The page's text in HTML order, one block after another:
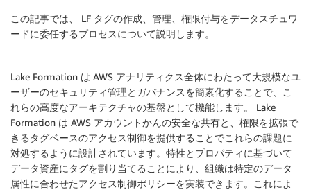
この記事では、 LF タグの作成、管理、権限付与をデータスチュワ
ードに委任するプロセスについて説明します。
Lake Formation は AWS アナリティクス全体にわたって大規模なユ
ーザーのセキュリティ管理とガバナンスを簡素化することで、こ
れらの高度なアーキテクチャの基盤として機能します。 Lake
Formation は AWS アカウントかんの安全な共有と、権限を拡張で
きるタグベースのアクセス制御を提供することでこれらの課題に
対処するように設計されています。特性とプロパティに基づいて
データ資産にタグを割り当てることにより、組織は特定のデータ
属性に合わせたアクセス制御ポリシーを実装できます。これによ